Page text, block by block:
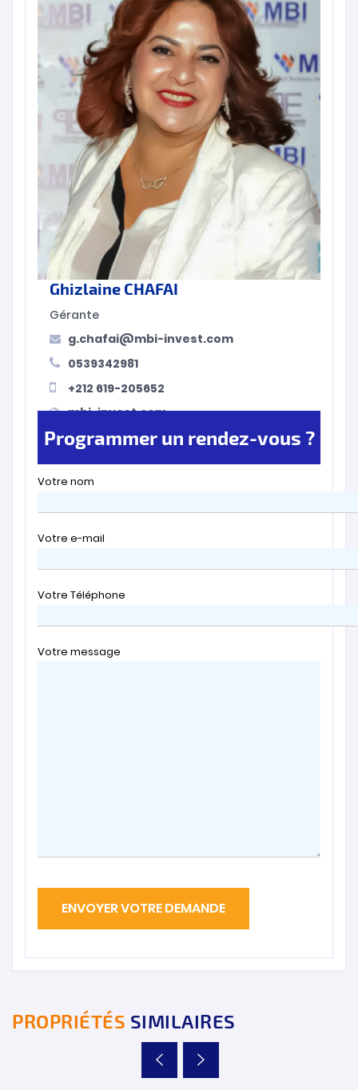
Ghizlaine CHAFAI
Gérante
g.chafai@mbi-invest.com
0539342981
+212 619-205652
mbi-invest.com
Programmer un rendez-vous ?
Votre nom
Votre e-mail
Votre Téléphone
Votre message
PROPRIÉTÉS SIMILAIRES